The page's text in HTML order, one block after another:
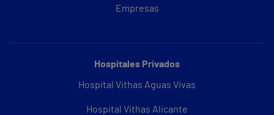
Empresas
Hospitales Privados
Hospital Vithas Aguas Vivas
Hospital Vithas Alicante